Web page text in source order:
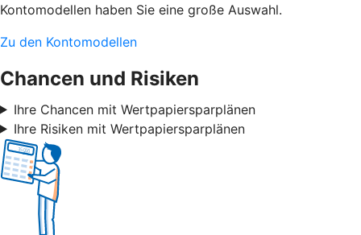
Kontomodellen haben Sie eine große Auswahl.
Zu den Kontomodellen
Chancen und Risiken
Ihre Chancen mit Wertpapiersparplänen
Ihre Risiken mit Wertpapiersparplänen